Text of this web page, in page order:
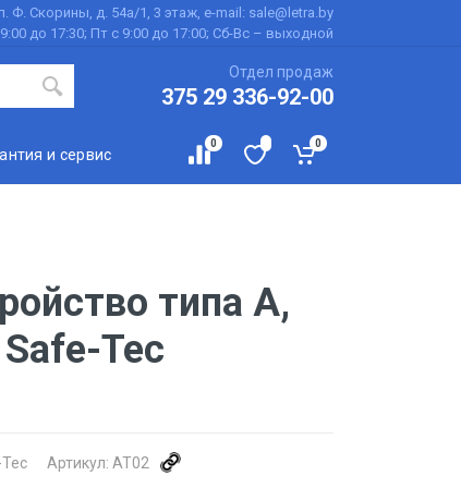
Ф. Скорины, д. 54а/1, 3 этаж, e-mail: sale@letra.by
до 17:30; Пт с 9:00 до 17:00; Сб-Вс – выходной
Отдел продаж
375 29 336-92-00
и сервис
0 0
типа А,
Tec
Артикул: AT02